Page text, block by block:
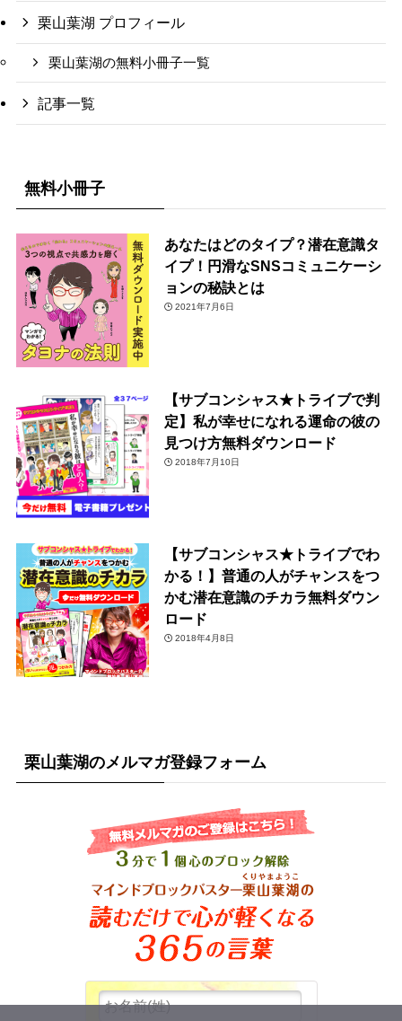
栗山葉湖 プロフィール
栗山葉湖の無料小冊子一覧
記事一覧
無料小冊子
あなたはどのタイプ？潜在意識タ
イプ！円滑なSNSコミュニケーシ
ョンの秘訣とは
2021年7月6日
【サブコンシャス★トライブで判
定】私が幸せになれる運命の彼の
見つけ方無料ダウンロード
2018年7月10日
【サブコンシャス★トライブでわ
かる！】普通の人がチャンスをつ
かむ潜在意識のチカラ無料ダウン
ロード
2018年4月8日
栗山葉湖のメルマガ登録フォーム